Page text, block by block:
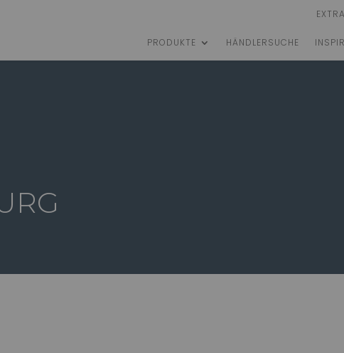
PRODUKTE HÄNDLERSUCHE